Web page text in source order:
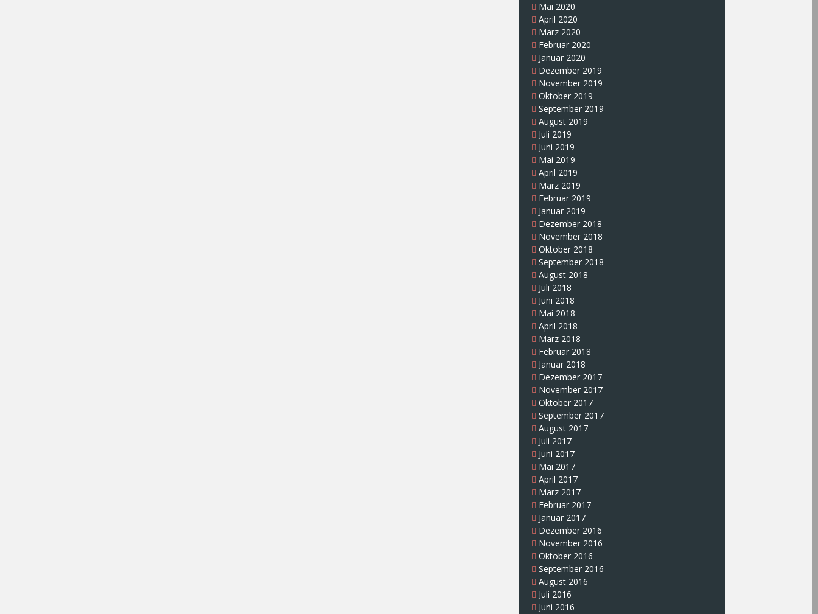
Mai 2020
April 2020
März 2020
Februar 2020
Januar 2020
Dezember 2019
November 2019
Oktober 2019
September 2019
August 2019
Juli 2019
Juni 2019
Mai 2019
April 2019
März 2019
Februar 2019
Januar 2019
Dezember 2018
November 2018
Oktober 2018
September 2018
August 2018
Juli 2018
Juni 2018
Mai 2018
April 2018
März 2018
Februar 2018
Januar 2018
Dezember 2017
November 2017
Oktober 2017
September 2017
August 2017
Juli 2017
Juni 2017
Mai 2017
April 2017
März 2017
Februar 2017
Januar 2017
Dezember 2016
November 2016
Oktober 2016
September 2016
August 2016
Juli 2016
Juni 2016